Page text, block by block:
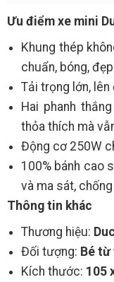
Ưu điểm xe mini
Khung thép
chuẩn, bóng,
Tải trọng lớn, lên
Hai phanh
thỏa thích mà
Động cơ 250W
100% bánh cao
và ma sát,
Thông tin khác
Thương hiệu:
Đối tượng: Bé từ
Kích thước: 105